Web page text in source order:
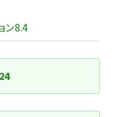
ン8.4